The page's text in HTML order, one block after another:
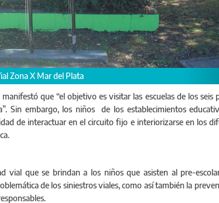
que “el objetivo es visitar las escuelas de los seis
Sin embargo, los niños de los establecimientos
de interactuar en el circuito fijo e interiorizarse en los
vial que se brindan a los niños que asisten al pre-
de los siniestros viales, como así también la